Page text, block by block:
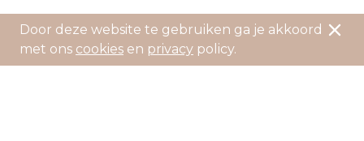
Door deze website te gebruiken ga je akkoord
met ons cookies en privacy policy.